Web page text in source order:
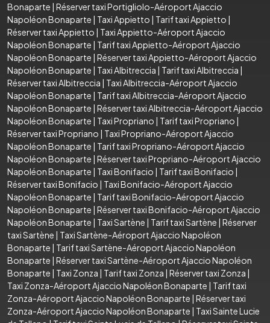
Bonaparte | Réserver taxi Portigliolo-Aéroport Ajaccio
Napoléon Bonaparte | Taxi Appietto | Tarif taxi Appietto |
Réserver taxi Appietto | Taxi Appietto-Aéroport Ajaccio
Napoléon Bonaparte | Tarif taxi Appietto-Aéroport Ajaccio
Napoléon Bonaparte | Réserver taxi Appietto-Aéroport Ajaccio
Napoléon Bonaparte | Taxi Albitreccia | Tarif taxi Albitreccia |
Réserver taxi Albitreccia | Taxi Albitreccia-Aéroport Ajaccio
Napoléon Bonaparte | Tarif taxi Albitreccia-Aéroport Ajaccio
Napoléon Bonaparte | Réserver taxi Albitreccia-Aéroport Ajaccio
Napoléon Bonaparte | Taxi Propriano | Tarif taxi Propriano |
Réserver taxi Propriano | Taxi Propriano-Aéroport Ajaccio
Napoléon Bonaparte | Tarif taxi Propriano-Aéroport Ajaccio
Napoléon Bonaparte | Réserver taxi Propriano-Aéroport Ajaccio
Napoléon Bonaparte | Taxi Bonifacio | Tarif taxi Bonifacio |
Réserver taxi Bonifacio | Taxi Bonifacio-Aéroport Ajaccio
Napoléon Bonaparte | Tarif taxi Bonifacio-Aéroport Ajaccio
Napoléon Bonaparte | Réserver taxi Bonifacio-Aéroport Ajaccio
Napoléon Bonaparte | Taxi Sartène | Tarif taxi Sartène | Réserver
taxi Sartène | Taxi Sartène-Aéroport Ajaccio Napoléon
Bonaparte | Tarif taxi Sartène-Aéroport Ajaccio Napoléon
Bonaparte | Réserver taxi Sartène-Aéroport Ajaccio Napoléon
Bonaparte | Taxi Zonza | Tarif taxi Zonza | Réserver taxi Zonza |
Taxi Zonza-Aéroport Ajaccio Napoléon Bonaparte | Tarif taxi
Zonza-Aéroport Ajaccio Napoléon Bonaparte | Réserver taxi
Zonza-Aéroport Ajaccio Napoléon Bonaparte | Taxi Sainte Lucie